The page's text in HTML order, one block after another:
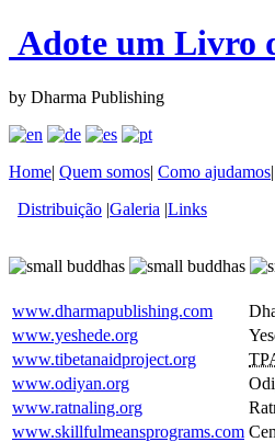
Adote um Livro
by Dharma Publishing
Home| Quem somos| Como ajudamos|
Distribuição |Galeria |Links
www.dharmapublishing.com
www.yeshede.org
www.tibetanaidproject.org
www.odiyan.org
www.ratnaling.org
www.skillfulmeansprograms.com